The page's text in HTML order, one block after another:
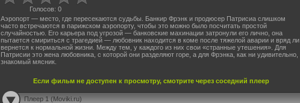
Голосов: 0
Аэропорт — место, где пересекаются судьбы. Банкир Фрэнк и продюсер Патрисиа слишком
часто встречаются в парижском аэропорту, чтобы это можно было посчитать простой
случайностью. Его карьера под угрозой — банковские махинации затронули его лично, она
пытается смириться с трагедией — любовник находится в коме после тяжелой аварии и вряд ли
вернется к нормальной жизни. Между тем, у каждого из них свои «странные утешения». Для
Патрисии это жена любовника, с которой они разделяют горе, а для Фрэнка, как ни удивительно,
знакомый мясник.
Если фильм не доступен к просмотру, смотрите через соседний плеер
Плеер 1 (Moviki.ru)